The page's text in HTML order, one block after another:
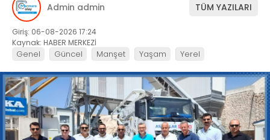
Admin admin TÜM YAZILARI
Giriş: 06-08-2026 17:24
Kaynak: HABER MERKEZİ
Genel Güncel Manşet Yaşam Yerel